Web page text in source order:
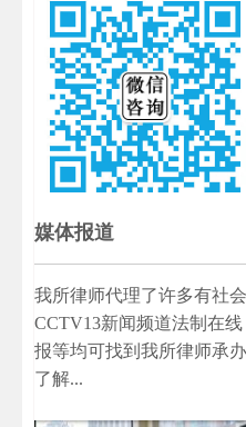
媒体报道
我所律师代理了许多有社
CCTV13新闻频道法制在
报等均可找到我所律师承
了解...